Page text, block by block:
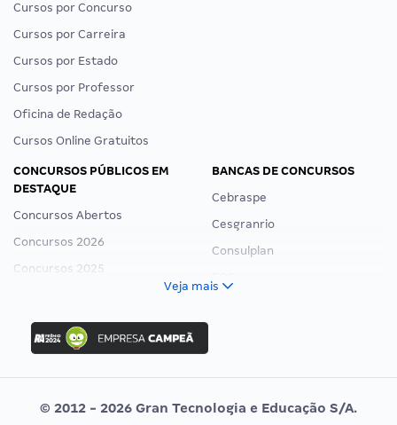
Cursos por Concurso
Cursos por Carreira
Cursos por Estado
Cursos por Professor
Oficina de Redação
Cursos Online Gratuitos
CONCURSOS PÚBLICOS EM
DESTAQUE
Concursos Abertos
Concursos 2026
Concursos 2025
Concurso Ibama
Concurso MPU
Editais publicados
BANCAS DE CONCURSOS
Cebraspe
Cesgranrio
Consulplan
Vunesp
Veja mais
© 2012 - 2026 Gran Tecnologia e Educação S/A.